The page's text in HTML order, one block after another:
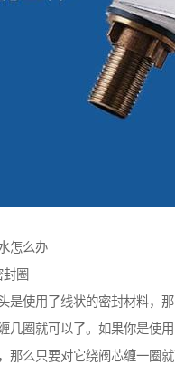
怎么办
封圈
是使用了线状的密封材料，
几圈就可以了。如果你是使
那么只要对它绕阀芯缠一圈就